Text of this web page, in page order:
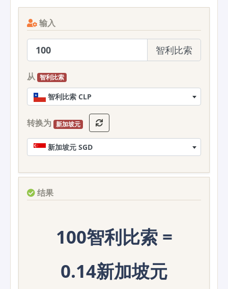
输入
智利比索
从 智利比索
智利比索 CLP
转换为 新加坡元
新加坡元 SGD
结果
100智利比索 =
0.14新加坡元